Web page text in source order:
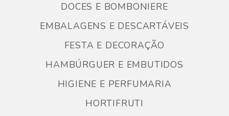
DOCES E BOMBONIERE
EMBALAGENS E DESCARTÁVEIS
FESTA E DECORAÇÃO
HAMBÚRGUER E EMBUTIDOS
HIGIENE E PERFUMARIA
HORTIFRUTI